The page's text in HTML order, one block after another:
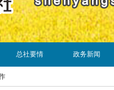
总社要情 政务新闻